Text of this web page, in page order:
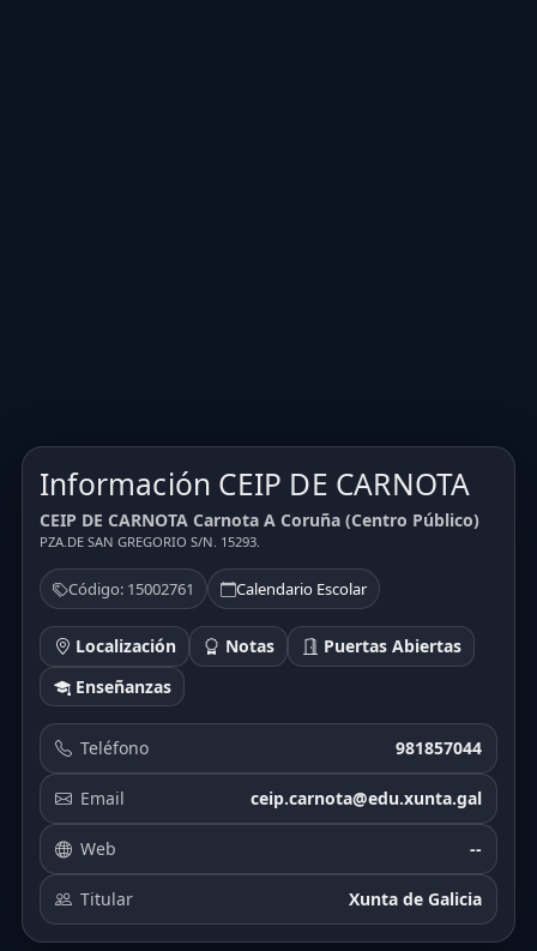
Información CEIP DE CARNOTA
CEIP DE CARNOTA Carnota A Coruña (Centro Público)
PZA.DE SAN GREGORIO S/N. 15293.
Código: 15002761 Calendario Escolar
Localización Notas
Puertas Abiertas
Enseñanzas
Teléfono 981857044
Email ceip.carnota@edu.xunta.gal
Web --
Titular Xunta de Galicia